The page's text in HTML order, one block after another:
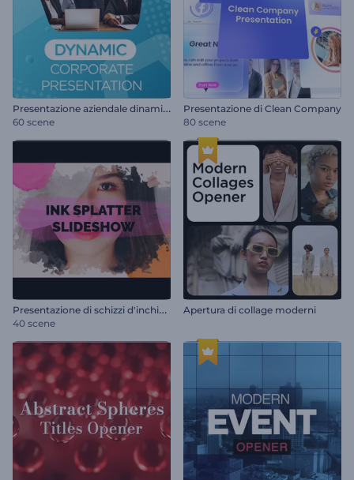
P
resentazione aziendale dinamica
60 scene
Presentazione di Clean Company
80 scene
P
resentazione di schizzi d'inchiostro
40 scene
Apertura di collage moderni